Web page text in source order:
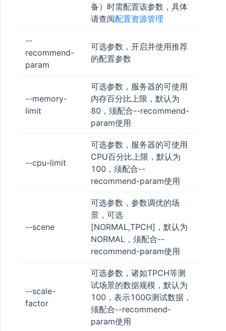
备）时需配置该参数，具体
请查阅配置资源管理
--
recommend-
param
可选参数，开启并使用推荐
的配置参数
--memory-
limit
可选参数，服务器的可使用
内存百分比上限，默认为
80，须配合--recommend-
param使用
--cpu-limit
可选参数，服务器的可使用
CPU百分比上限，默认为
100，须配合--
recommend-param使用
--scene
可选参数，参数调优的场
景，可选
[NORMAL,TPCH]，默认为
NORMAL，须配合--
recommend-param使用
--scale-
factor
可选参数，诸如TPCH等测
试场景的数据规模，默认为
100，表示100G测试数据，
须配合--recommend-
param使用